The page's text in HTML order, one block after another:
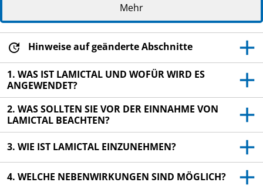
Lesen Sie die gesamte Packungsbeilage sorgfältig
durch, bevor Sie mit der Einnahme dieses
Informationen.
Heben Sie die Packungsbeilage auf. Vielleicht
möchten Sie diese später nochmals lesen.
Wenn Sie weitere Fragen haben, wenden Sie sich
an Ihren Arzt oder Apotheker.
Dieses Arzneimittel wurde Ihnen persönlich
verschrieben. Geben Sie es nicht an Dritte weiter.
Es kann anderen Menschen schaden, auch wenn
diese die gleichen Beschwerden haben wie Sie.
Mehr
Hinweise auf geänderte Abschnitte
1. WAS IST LAMICTAL UND WOFÜR WIRD ES
ANGEWENDET?
2. WAS SOLLTEN SIE VOR DER EINNAHME VON
LAMICTAL BEACHTEN?
3. WIE IST LAMICTAL EINZUNEHMEN?
4. WELCHE NEBENWIRKUNGEN SIND MÖGLICH?